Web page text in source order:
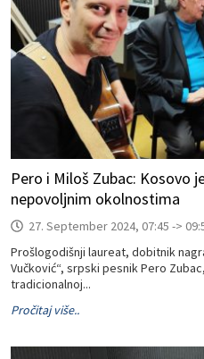
Pero i Miloš Zubac: Kosovo
nepovoljnim okolnostima
27. September 2024, 07:45 ->
Prošlogodišnji laureat, dobitnik
Vučković“, srpski pesnik Pero
tradicionalnoj...
Pročitaj više..